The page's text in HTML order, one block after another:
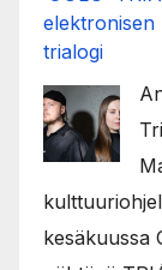
elektronisen
trialogi
kesäkuussa